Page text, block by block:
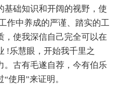
基础知识和开阔的视野，使
作中养成的严谨、踏实的工
，使我深信自己完全可以在
!乐慧眼，开始我千里之
。古有毛遂自荐，今有伯乐
使用”来证明。